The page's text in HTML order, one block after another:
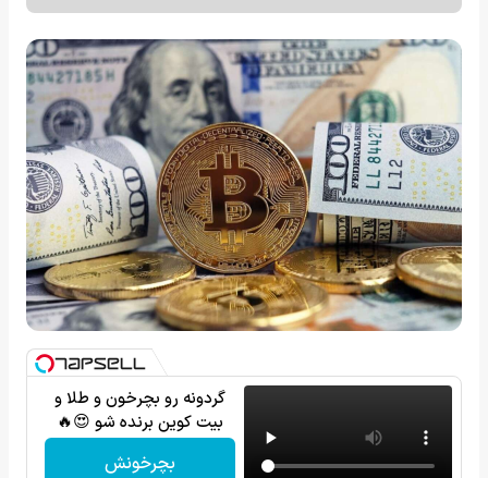
گردونه رو بچرخون و طلا و
بیت کوین برنده شو 😍🔥
بچرخونش